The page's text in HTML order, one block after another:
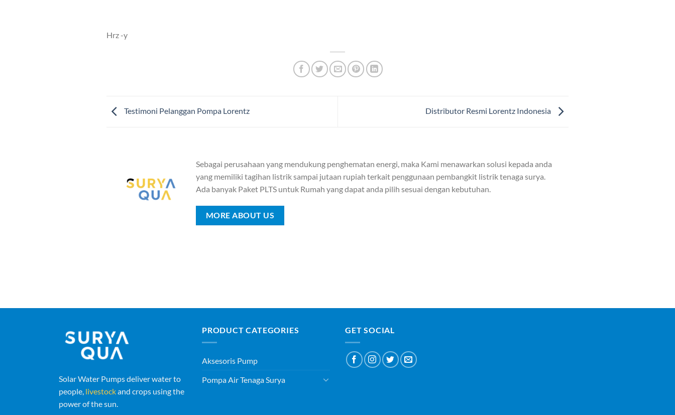
Hrz -y
Testimoni Pelanggan Pompa Lorentz Distributor Resmi Lorentz Indonesia
Sebagai perusahaan yang mendukung penghematan energi, maka Kami menawarkan solusi kepada anda
yang memiliki tagihan listrik sampai jutaan rupiah terkait penggunaan pembangkit listrik tenaga surya.
Ada banyak Paket PLTS untuk Rumah yang dapat anda pilih sesuai dengan kebutuhan.
MORE ABOUT US
Solar Water Pumps deliver water to
people, livestockand crops using the
power of the sun.
PRODUCT CATEGORIES
Aksesoris Pump
Pompa Air Tenaga Surya
GET SOCIAL